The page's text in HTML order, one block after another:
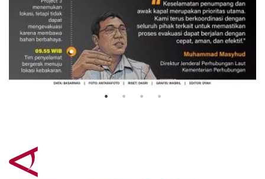
Evakuasi korban kebakaran KM
Mutiara Sentosa 2
3 Agustus 2026